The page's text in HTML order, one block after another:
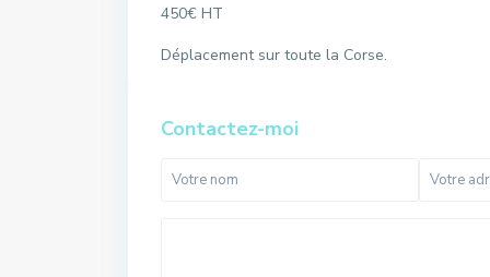
450€ HT
Déplacement sur toute la Corse.
Contactez-moi